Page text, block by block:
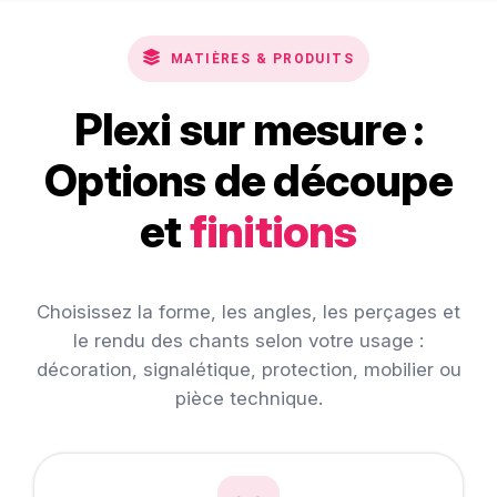
MATIÈRES & PRODUITS
Plexi sur mesure :
Options de découpe
etfinitions
Choisissez la forme, les angles, les perçages et
le rendu des chants selon votre usage :
décoration, signalétique, protection, mobilier ou
pièce technique.